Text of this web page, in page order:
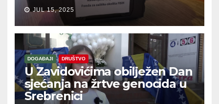
JUL 15, 2025
DOGAĐAJI DRUŠTVO
U Zavidovićima obilježen Dan
sjećanja na žrtve genocida u
Srebrenici